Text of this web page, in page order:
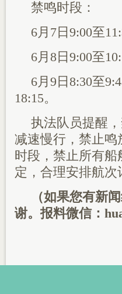
禁鸣时段：
6月7日9:00至
6月8日9:00至
6月9日8:30至
18:15。
执法队员提醒
减速慢行，禁止
时段，禁止所有
定，合理安排航
（如果您有新
谢。报料微信：